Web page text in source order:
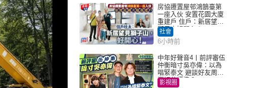
房協遷置屋邨鴻鵠臺第
一座入伙 安置花園大廈
重建戶 住戶：新居望見
獅子山好開心！
社會
6小時前
中年好聲音4丨前評審伍
仲衡暗寸吳亦偉：以為
唱緊泰文 避談好友周國
豐評分標準？
影視圈